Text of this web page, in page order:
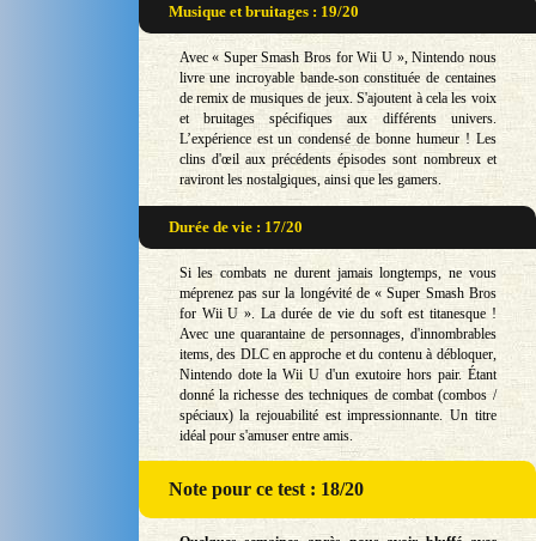
Musique et bruitages : 19/20
Avec « Super Smash Bros for Wii U », Nintendo nous
livre une incroyable bande-son constituée de centaines
de remix de musiques de jeux. S'ajoutent à cela les voix
et bruitages spécifiques aux différents univers.
L’expérience est un condensé de bonne humeur ! Les
clins d'œil aux précédents épisodes sont nombreux et
raviront les nostalgiques, ainsi que les gamers.
Durée de vie : 17/20
Si les combats ne durent jamais longtemps, ne vous
méprenez pas sur la longévité de « Super Smash Bros
for Wii U ». La durée de vie du soft est titanesque !
Avec une quarantaine de personnages, d'innombrables
items, des DLC en approche et du contenu à débloquer,
Nintendo dote la Wii U d'un exutoire hors pair. Étant
donné la richesse des techniques de combat (combos /
spéciaux) la rejouabilité est impressionnante. Un titre
idéal pour s'amuser entre amis.
Notepour ce test : 18/20